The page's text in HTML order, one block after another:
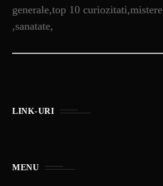
generale,top 10
,sanatate,
LINK-URI
MENU